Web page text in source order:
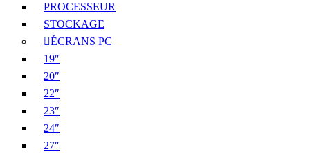
PROCESSEUR
STOCKAGE
ÉCRANS PC
19″
20″
22″
23″
24″
27″